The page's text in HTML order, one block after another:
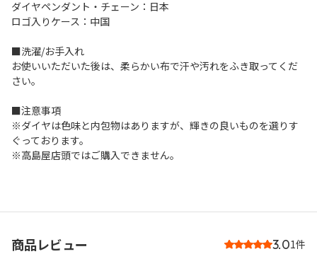
ダイヤペンダント・チェーン：日本
ロゴ入りケース：中国
■洗濯/お手入れ
お使いいただいた後は、柔らかい布で汗や汚れをふき取ってくだ
さい。
■注意事項
※ダイヤは色味と内包物はありますが、輝きの良いものを選りす
ぐっております。
※高島屋店頭ではご購入できません。
商品レビュー 3.01件